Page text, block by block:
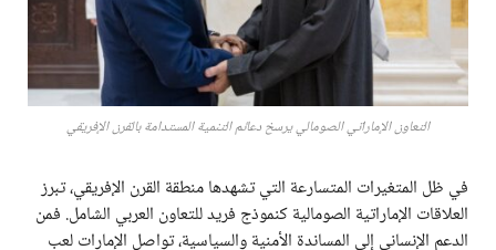
التعاون الإماراتي الصومالي يرسخ دعائم التنمية المستدامة بالقرن الإفريقي
في ظل المتغيرات المتسارعة التي تشهدها منطقة القرن الإفريقي، تبرز
العلاقات الإماراتية الصومالية كنموذج فريد للتعاون العربي الشامل. فمن
الدعم الإنساني إلى المساندة الأمنية والسياسية، تواصل الإمارات لعب